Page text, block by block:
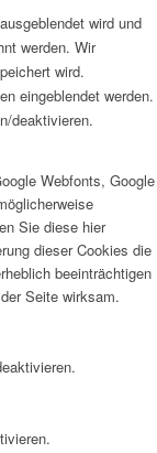
wird und
werden. Wir
wird.
eingeblendet werden.
deaktivieren.
Webfonts, Google
Sie diese hier
dieser Cookies die
beeinträchtigen
Seite wirksam.